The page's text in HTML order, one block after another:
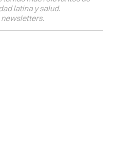
latina y salud.